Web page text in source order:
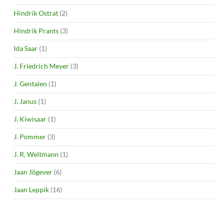
Hindrik Ostrat (2)
Hindrik Prants (3)
Ida Saar (1)
J. Friedrich Meyer (3)
J. Gentalen (1)
J. Janus (1)
J. Kiwisaar (1)
J. Pommer (3)
J. R. Weltmann (1)
Jaan Jõgever (6)
Jaan Leppik (16)